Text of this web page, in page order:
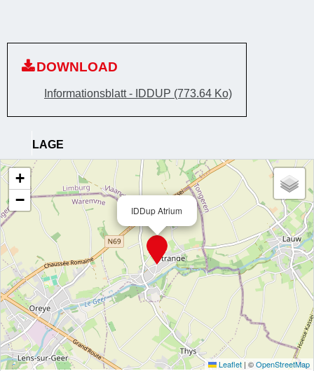
DOWNLOAD
Informationsblatt - IDDUP (773.64 Ko)
LAGE
IDDup Atrium
+
−
Leaflet | ©OpenStreetMap